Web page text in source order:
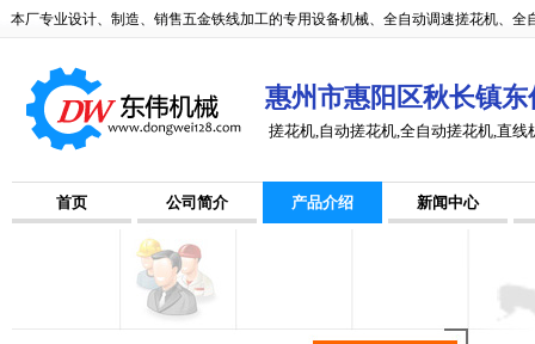
本厂专业设计、制造、销售五金铁线加工的专用设备机械、全自动调速搓花机、
惠州市惠阳区秋长镇
搓花机,自动搓花机,全自动搓花机,直线
首页 公司简介 产品介绍 新闻中心